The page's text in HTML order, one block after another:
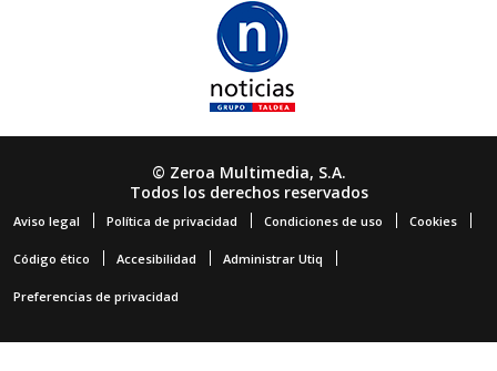
© Zeroa Multimedia, S.A.
Todos los derechos reservados
Aviso legal Política de privacidad Condiciones de uso Cookies
Código ético Accesibilidad Administrar Utiq
Preferencias de privacidad